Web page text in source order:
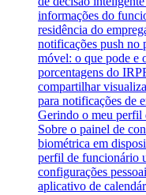
informações do
residência do
notificações push no
móvel: o que pode e
porcentagens do
compartilhar
para notificações de
Gerindo o meu perfil
Sobre o painel de
biométrica em
perfil de funcionário
configurações
aplicativo de